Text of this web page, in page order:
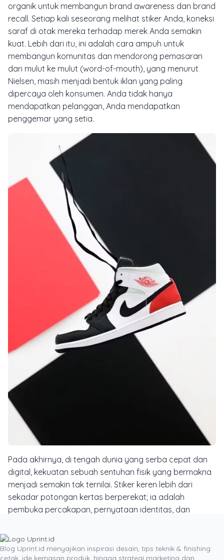
organik untuk membangun brand awareness dan brand
recall. Setiap kali seseorang melihat stiker Anda, koneksi
saraf di otak mereka terhadap merek Anda semakin
kuat. Lebih dari itu, ini adalah cara ampuh untuk
membangun komunitas dan mendorong pemasaran
dari mulut ke mulut (word-of-mouth), yang menurut
Nielsen, masih menjadi bentuk iklan yang paling
dipercaya oleh konsumen. Anda tidak hanya
mendapatkan pelanggan, Anda mendapatkan
penggemar yang setia.
Pada akhirnya, di tengah dunia yang serba cepat dan
digital, kekuatan sebuah sentuhan fisik yang bermakna
menjadi semakin tak ternilai. Stiker keren lebih dari
sekadar potongan kertas berperekat; ia adalah
pembuka percakapan, pernyataan identitas, dan
Ia adalah bukti bahwa pemasaran yang cerdas tidak
selalu tentang siapa yang memiliki anggaran terbesar,
Blog Uprint.id menyajikan inspirasi desain, tips teknik & finishing
cetak, ide kemasan produk, hingga strategi marketing dan